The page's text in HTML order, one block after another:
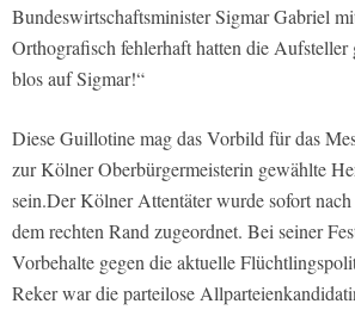
Bundeswirtschaftsminister Sigmar Gabriel
Orthografisch fehlerhaft hatten die Aufsteller
blos auf Sigmar!“
Diese Guillotine mag das Vorbild für das
zur Kölner Oberbürgermeisterin gewählte
sein.Der Kölner Attentäter wurde sofort
dem rechten Rand zugeordnet. Bei seiner
Vorbehalte gegen die aktuelle
Reker war die parteilose